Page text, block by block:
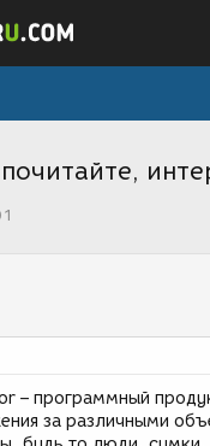
– программный
за различными